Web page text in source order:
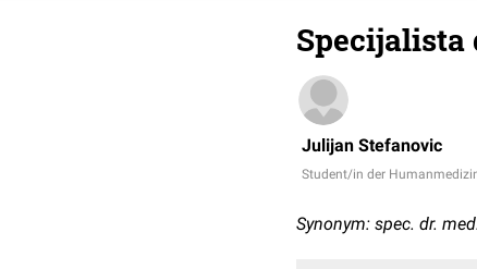
Specijalista
Julijan Stefanovic
Student/in der
Synonym: spec. dr.